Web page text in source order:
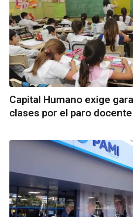
Capital Humano exige
clases por el paro docente